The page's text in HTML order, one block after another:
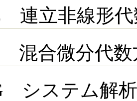
連立非線形代
混合微分代数
システム解